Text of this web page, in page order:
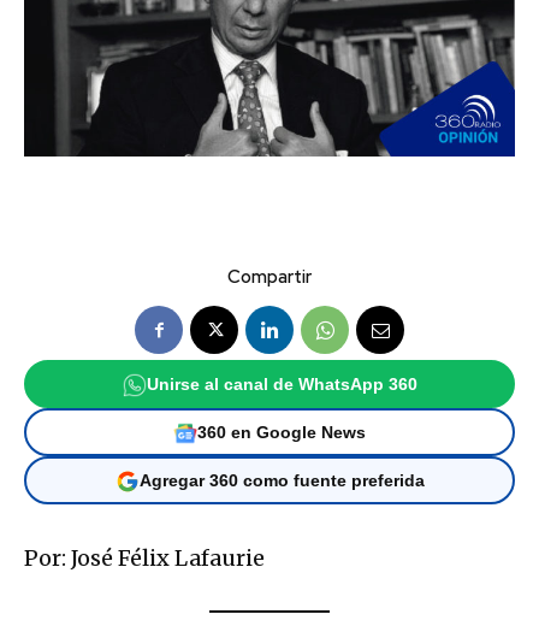
Compartir
Unirse al canal de WhatsApp 360
360 en Google News
Agregar 360 como fuente preferida
Por: José Félix Lafaurie